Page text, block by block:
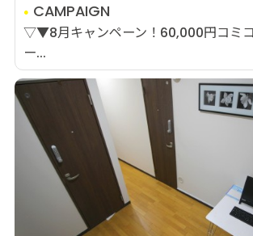
CAMPAIGN
▽▼8月キャンペーン！60,000円コミ
ー...